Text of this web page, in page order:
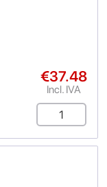
€37.48
Incl. IVA